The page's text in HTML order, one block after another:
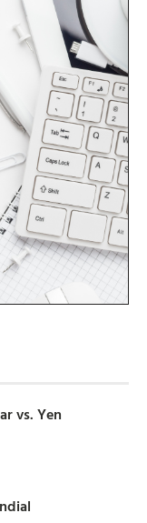
vs. Yen